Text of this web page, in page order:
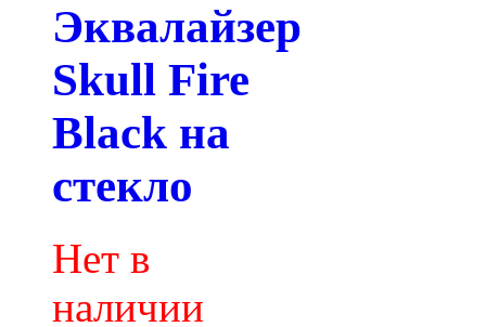
Эквалайзер
Skull Fire
Black на
стекло
Нет в
наличии